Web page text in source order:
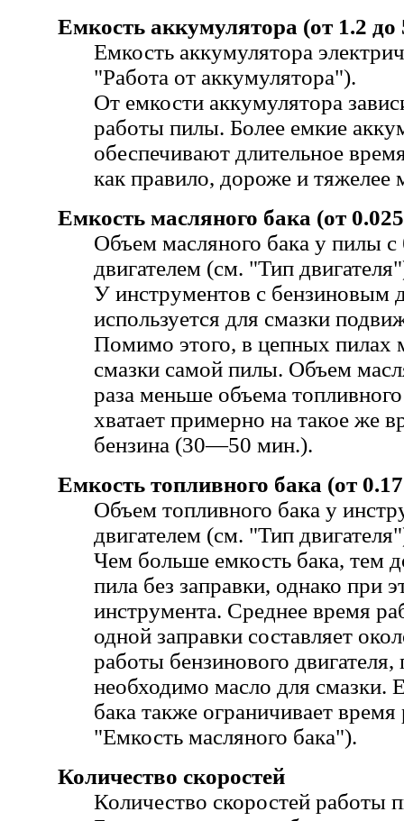
Емкость аккумулятора (от 1.2
Емкость аккумулятора
"Работа от аккумулятора").
От емкости аккумулятора
работы пилы. Более емкие
обеспечивают длительное
как правило, дороже и тяжелее
Емкость масляного бака (от
Объем масляного бака у пилы
двигателем (см. "Тип
У инструментов с бензиновым
используется для смазки
Помимо этого, в цепных пилах
смазки самой пилы. Объем
раза меньше объема
хватает примерно на такое же
бензина (30—50 мин.).
Емкость топливного бака (от
Объем топливного бака у
двигателем (см. "Тип
Чем больше емкость бака, тем
пила без заправки, однако при
инструмента. Среднее время
одной заправки составляет
работы бензинового
необходимо масло для смазки.
бака также ограничивает
"Емкость масляного бака").
Количество скоростей
Количество скоростей работы